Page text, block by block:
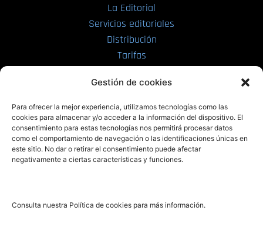
Gestión de cookies
Para ofrecer la mejor experiencia, utilizamos tecnologías como las
cookies para almacenar y/o acceder a la información del dispositivo. El
consentimiento para estas tecnologías nos permitirá procesar datos
como el comportamiento de navegación o las identificaciones únicas en
este sitio. No dar o retirar el consentimiento puede afectar
negativamente a ciertas características y funciones.
Consulta nuestra Política de cookies para más información.
La Editorial
Servicios editoriales
Distribución
Tarifas
PRL | Films
PRL | Play
PRL | LAB
Noticias